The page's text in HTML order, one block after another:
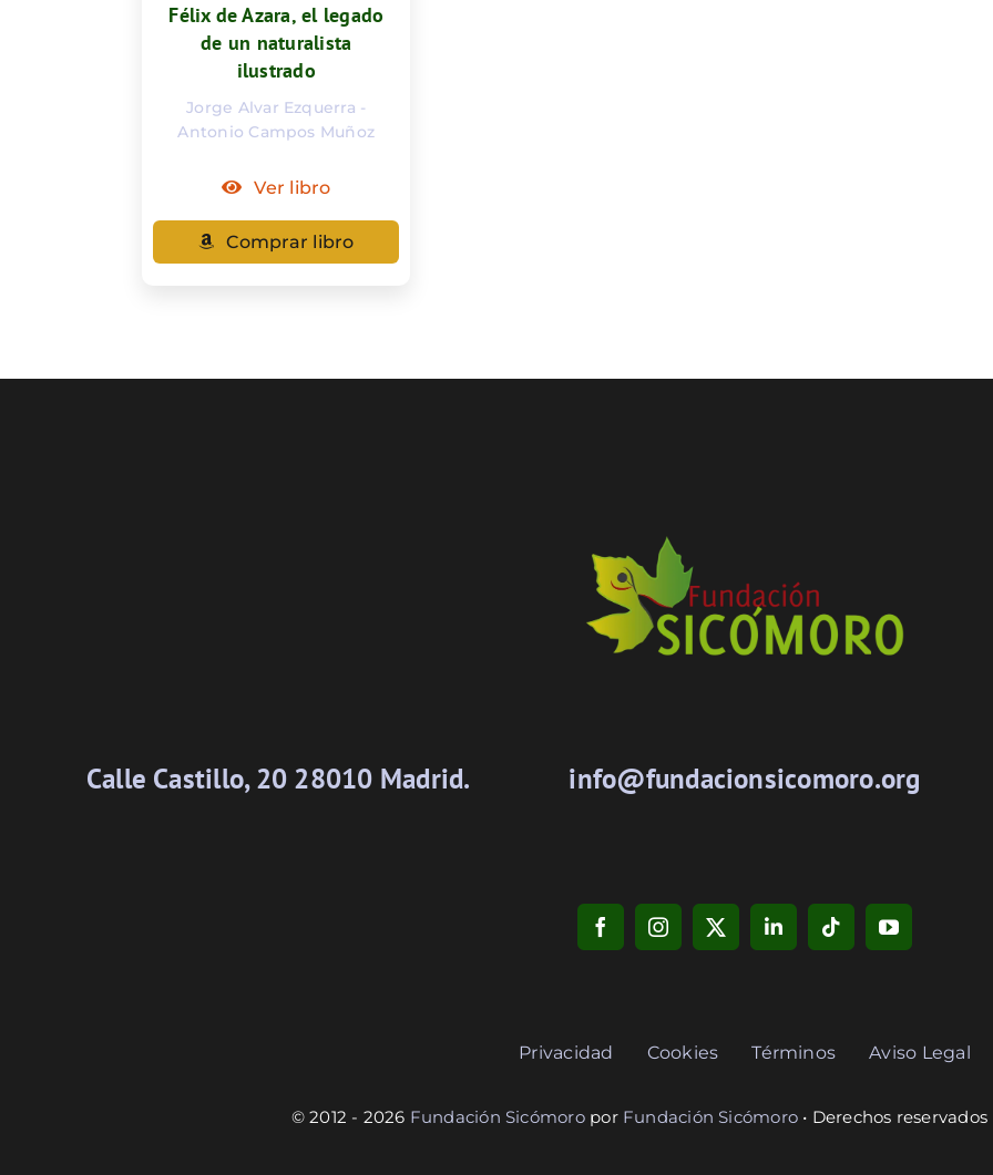
Félix de Azara, el legado
de un naturalista
ilustrado
Jorge Alvar Ezquerra -
Antonio Campos Muñoz
Ver libro
Comprar libro
Calle Castillo, 20 28010 Madrid. info@fundacionsicomoro.org
Privacidad Cookies Términos Aviso Legal
© 2012 - 2026 Fundación Sicómoropor Fundación Sicómoro • Derechos